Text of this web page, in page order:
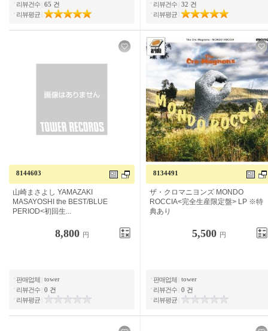
리뷰건수 65 건
리뷰평균
리뷰건수 32 건
리뷰평균
8144603
야마자키 마사요시 YAMAZAKI
MASAYOSHI the BEST/BLUE
PERIOD<첫회생...
8,800 円
판매업체 tower
리뷰건수 0 건
리뷰평균
8134491
더 크로마니언즈 MONDO ROCCIA <
완전 생산 한정판> LP ※특전 있음
5,500 円
판매업체 tower
리뷰건수 0 건
리뷰평균